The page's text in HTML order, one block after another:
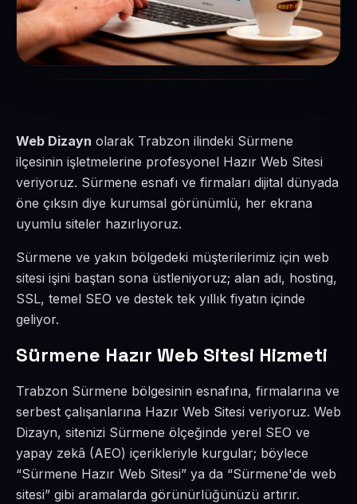
Web Dizayn olarak Trabzon ilindeki Sürmene
ilçesinin işletmelerine profesyonel Hazır Web Sitesi
veriyoruz. Sürmene esnafı ve firmaları dijital dünyada
öne çıksın diye kurumsal görünümlü, her ekrana
uyumlu siteler hazırlıyoruz.
Sürmene ve yakın bölgedeki müşterilerimiz için web
sitesi işini baştan sona üstleniyoruz; alan adı, hosting,
SSL, temel SEO ve destek tek yıllık fiyatın içinde
geliyor.
Sürmene Hazır Web Sitesi Hizmeti
Trabzon Sürmene bölgesinin esnafına, firmalarına ve
serbest çalışanlarına Hazır Web Sitesi veriyoruz. Web
Dizayn, sitenizi Sürmene ölçeğinde yerel SEO ve
yapay zekâ (AEO) içerikleriyle kurgular; böylece
“Sürmene Hazır Web Sitesi” ya da “Sürmene'de web
sitesi” gibi aramalarda görünürlüğünüzü artırır.